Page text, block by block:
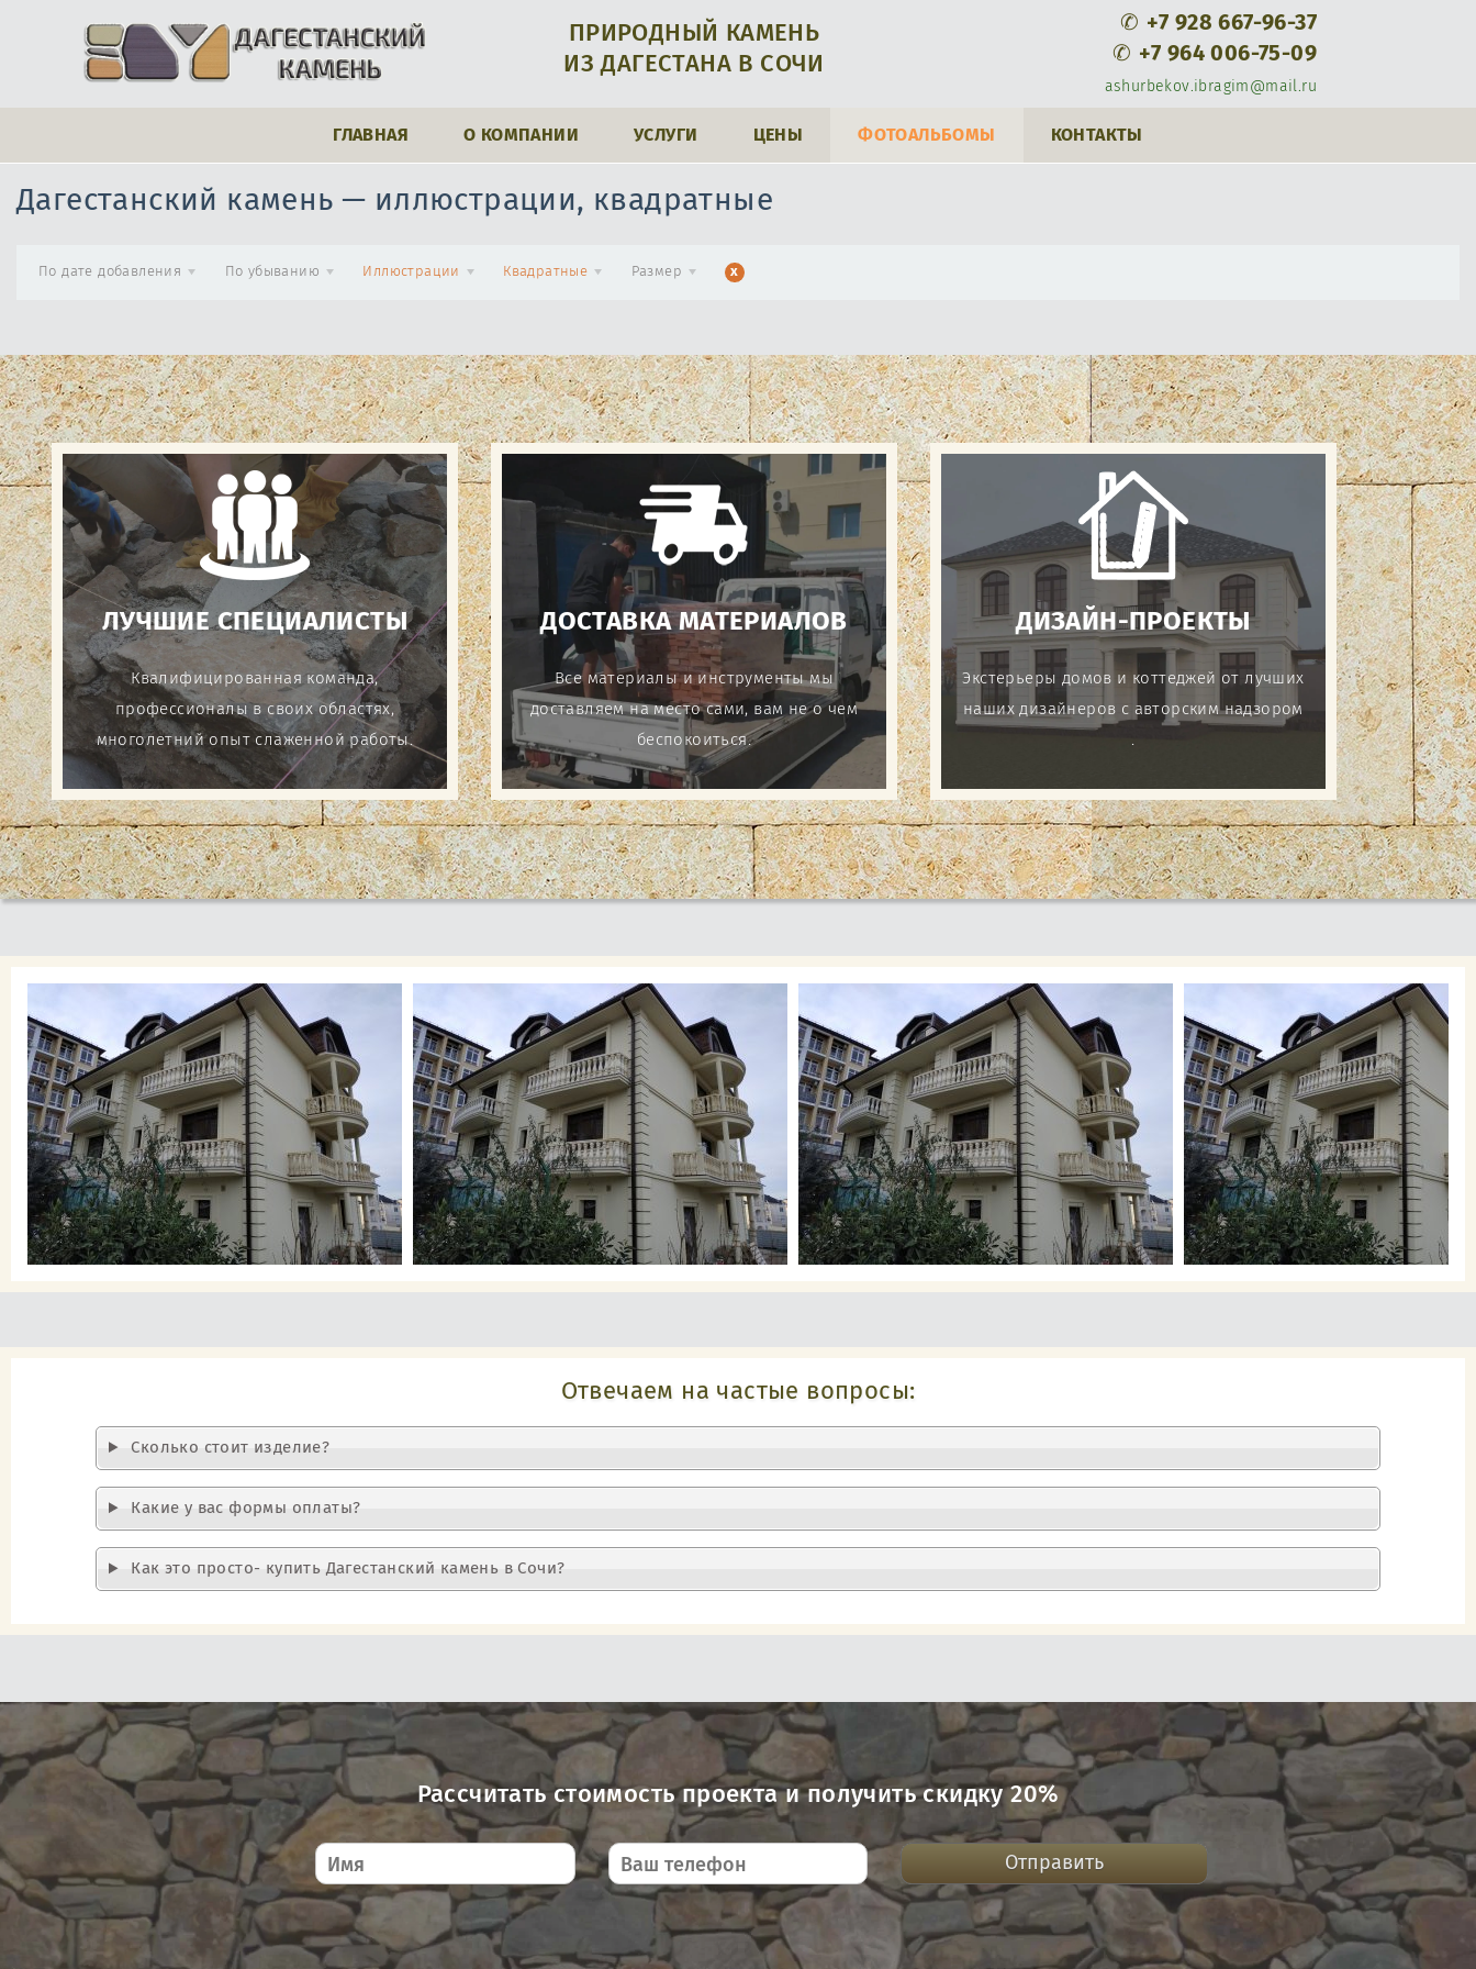
ПРИРОДНЫЙ КАМЕНЬ
ИЗ ДАГЕСТАНА В СОЧИ
✆ +7 928 667-96-37
✆ +7 964 006-75-09
ashurbekov.ibragim@mail.ru
ГЛАВНАЯ О КОМПАНИИ УСЛУГИ ЦЕНЫ ФОТОАЛЬБОМЫ КОНТАКТЫ
Дагестанский камень — иллюстрации, квадратные
По дате добавления По убыванию Иллюстрации Квадратные Размер x
ЛУЧШИЕ СПЕЦИАЛИСТЫ
Квалифицированная команда,
профессионалы в своих областях,
многолетний опыт слаженной работы.
ДОСТАВКА МАТЕРИАЛОВ
Все материалы и инструменты мы
доставляем на место сами, вам не о чем
беспокоиться.
ДИЗАЙН-ПРОЕКТЫ
Экстерьеры домов и коттеджей от лучших
наших дизайнеров с авторским надзором
.
Отвечаем на частые вопросы:
Cколько стоит изделие?
Какие у вас формы оплаты?
Как это просто- купить Дагестанский камень в Сочи?
Рассчитать стоимость проекта и получить скидку 20%
Отправить